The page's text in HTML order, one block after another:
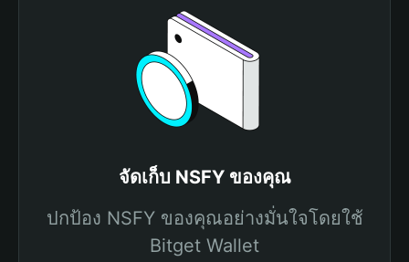
จัดเก็บ NSFY ของคุณ
ปกป้อง NSFY ของคุณอย่างมั่นใจโดยใช้
Bitget Wallet